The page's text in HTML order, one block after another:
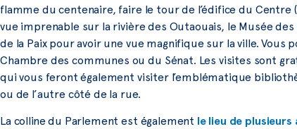
flamme du centenaire, faire le tour de l’édifice du Centre
vue imprenable sur la rivière des Outaouais, le Musée
de la Paix pour avoir une vue magnifique sur la ville. Vous
Chambre des communes ou du Sénat. Les visites sont
qui vous feront également visiter l’emblématique
ou de l’autre côté de la rue.
La colline du Parlement est également le lieu de plusieurs